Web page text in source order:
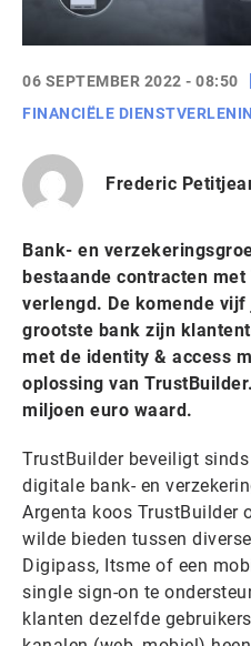
06 SEPTEMBER 2022 - 08:50
FINANCIËLE
Frederic
Bank- en
bestaande contracten
verlengd. De komende
grootste bank zijn
met de identity & access
oplossing van
miljoen euro waard.
TrustBuilder beveiligt
digitale bank- en
Argenta koos TrustBuilder
wilde bieden tussen
Digipass, Itsme of een
single sign-on te
klanten dezelfde